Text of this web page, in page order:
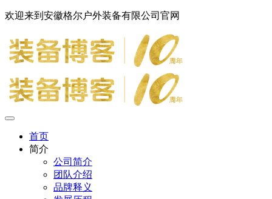
欢迎来到安徽格尔户外装备有限公司官网
首页
简介
公司简介
团队介绍
品牌释义